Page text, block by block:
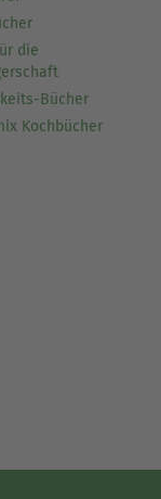
die
Bücher
Kochbücher